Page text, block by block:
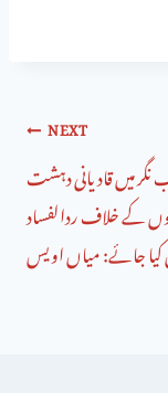
NEXT
میں قادیانی دہشت
کے خلاف ردالفساد
کیا جائے: میاں اویس